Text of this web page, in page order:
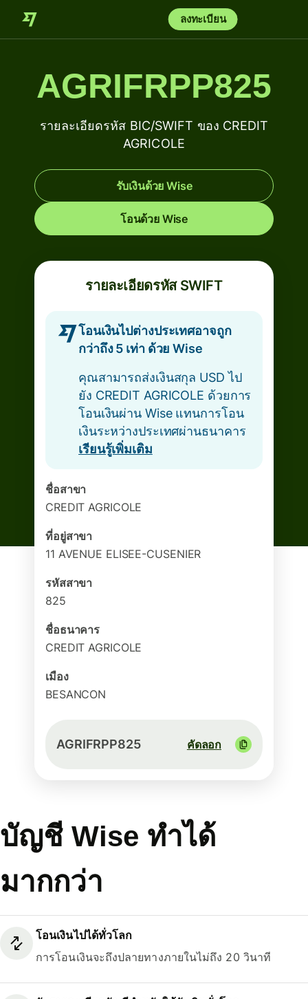
ลงทะเบียน
AGRIFRPP825
รายละเอียดรหัส BIC/SWIFT ของ CREDIT
AGRICOLE
รับเงินด้วย Wise
โอนด้วย Wise
รายละเอียดรหัส SWIFT
โอนเงินไปต่างประเทศอาจถูก
กว่าถึง 5 เท่า ด้วย Wise
คุณสามารถส่งเงินสกุล USD ไป
ยัง CREDIT AGRICOLE ด้วยการ
โอนเงินผ่าน Wise แทนการโอน
เงินระหว่างประเทศผ่านธนาคาร
เรียนรู้เพิ่มเติม
ชื่อสาขา
CREDIT AGRICOLE
ที่อยู่สาขา
11 AVENUE ELISEE-CUSENIER
รหัสสาขา
825
ชื่อธนาคาร
CREDIT AGRICOLE
เมือง
BESANCON
AGRIFRPP825 คัดลอก
บัญชี Wise ทำได้
มากกว่า
โอนเงินไปได้ทั่วโลก
การโอนเงินจะถึงปลายทางภายในไม่ถึง 20 วินาที